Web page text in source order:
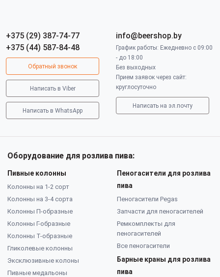
+375 (29) 387-74-77
+375 (44) 587-84-48
Обратный звонок
Написать в Viber
Написать в WhatsApp
info@beershop.by
График работы: Ежедневно с 09:00
- до 18:00
Без выходных
Прием заявок через сайт:
круглосуточно
Написать на эл.почту
Оборудование для розлива пива:
Пивные колонны
Колонны на 1-2 сорт
Колонны на 3-4 сорта
Колонны П-образные
Колонны Г-образные
Колонны Т-образные
Гликолевые колонны
Эксклюзивные колоны
Пивные медальоны
Пеногасители для розлива
пива
Пеногасители Pegas
Запчасти для пеногасителей
Ремкомплекты для
пеногасителей
Все пеногасители
Барные краны для розлива
пива